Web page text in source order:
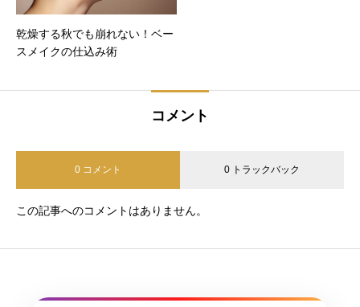
乾燥する秋でも崩れない！ベー
スメイクの仕込み術
コメント
0 コメント 0 トラックバック
この記事へのコメントはありません。